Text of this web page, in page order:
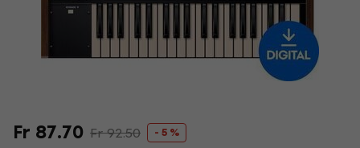
Fr 87.70 Fr 92.50 - 5 %